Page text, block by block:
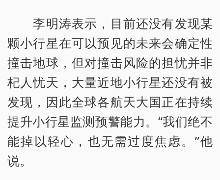
李明涛表示，目前还没有发现某
颗小行星在可以预见的未来会确定性
撞击地球，但对撞击风险的担忧并非
杞人忧天，大量近地小行星还没有被
发现，因此全球各航天大国正在持续
提升小行星监测预警能力。“我们绝不
能掉以轻心，也无需过度焦虑。”他
说。